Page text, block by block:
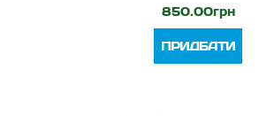
850.00грн
ПРИДБАТИ